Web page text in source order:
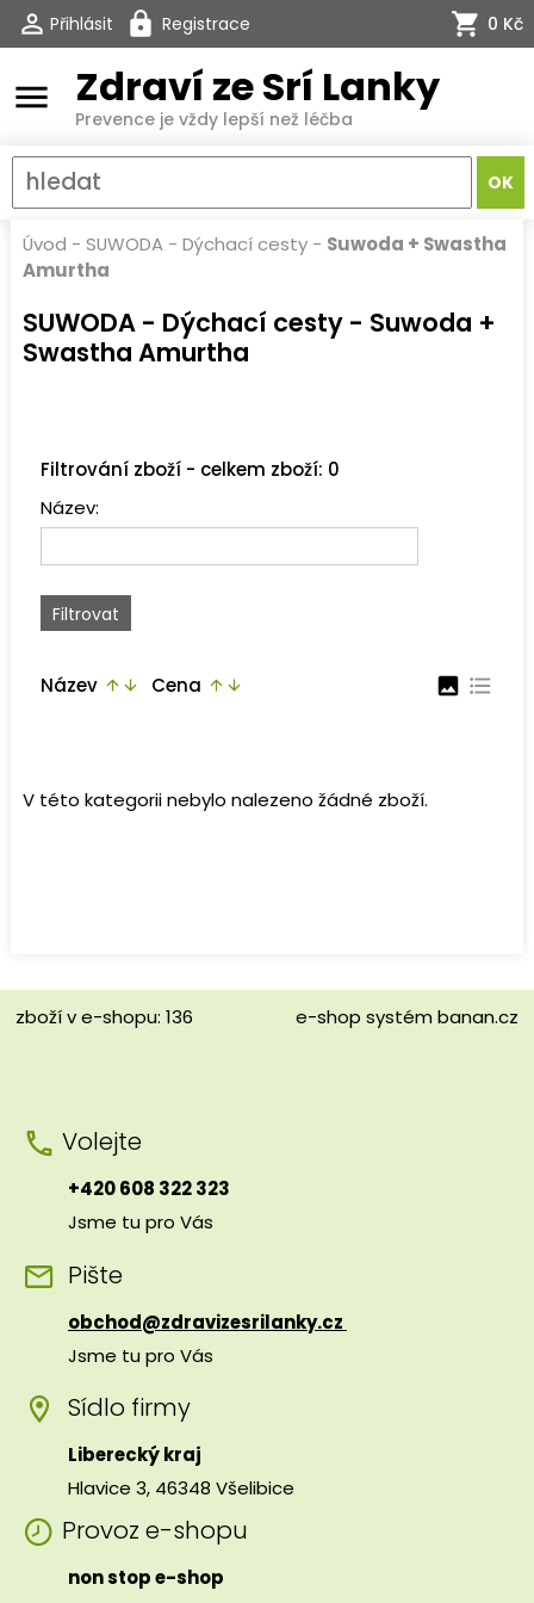
Přihlásit Registrace 0 Kč
menu Zdraví ze Srí Lanky
Prevence je vždy lepší než léčba
Úvod - SUWODA - Dýchací cesty- Suwoda + Swastha
Amurtha
SUWODA - Dýchací cesty - Suwoda +
Swastha Amurtha
Filtrování zboží - celkem zboží: 0
Název:
Název arrow_upward arrow_downward Cena arrow_upward arrow_downward image format_list_bulleted
V této kategorii nebylo nalezeno žádné zboží.
zboží v e-shopu: 136 e-shop systém banan.cz
Volejte
+420 608 322 323
Jsme tu pro Vás
Pište
obchod@zdravizesrilanky.cz
Jsme tu pro Vás
Sídlo firmy
Liberecký kraj
Hlavice 3, 46348 Všelibice
Provoz e-shopu
non stop e-shop